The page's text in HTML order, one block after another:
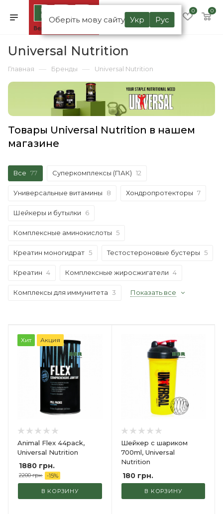
Оберіть мову сайту Укр Рус
0 0
Universal Nutrition
Главная — Бренды — Universal Nutrition
Товары Universal Nutrition в нашем
магазине
Все 77 Суперкомплексы (ПАК) 12
Универсальные витамины 8 Хондропротекторы 7
Шейкеры и бутылки 6
Комплексные аминокислоты 5
Креатин моногидрат 5 Тестостероновые бустеры 5
Креатин 4 Комплексные жиросжигатели 4
Комплексы для иммунитета 3 Показать все
Хит Акция
Animal Flex 44pack,
Universal Nutrition
1880 грн.
2200 грн. -15%
В КОРЗИНУ
Шейкер с шариком
700ml, Universal
Nutrition
180грн.
В КОРЗИНУ